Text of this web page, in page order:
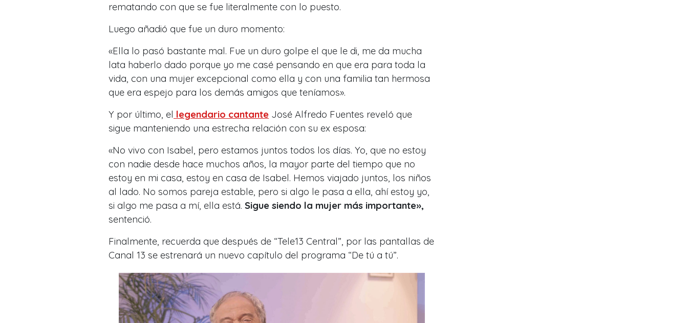
rematando con que se fue literalmente con lo puesto.
Luego añadió que fue un duro momento:
«Ella lo pasó bastante mal. Fue un duro golpe el que le di, me da mucha
lata haberlo dado porque yo me casé pensando en que era para toda la
vida, con una mujer excepcional como ella y con una familia tan hermosa
que era espejo para los demás amigos que teníamos».
Y por último, el legendario cantante José Alfredo Fuentes reveló que
sigue manteniendo una estrecha relación con su ex esposa:
«No vivo con Isabel, pero estamos juntos todos los días. Yo, que no estoy
con nadie desde hace muchos años, la mayor parte del tiempo que no
estoy en mi casa, estoy en casa de Isabel. Hemos viajado juntos, los niños
al lado. No somos pareja estable, pero si algo le pasa a ella, ahí estoy yo,
si algo me pasa a mí, ella está. Sigue siendo la mujer más importante»,
sentenció.
Finalmente, recuerda que después de “Tele13 Central”, por las pantallas de
Canal 13 se estrenará un nuevo capítulo del programa “De tú a tú”.